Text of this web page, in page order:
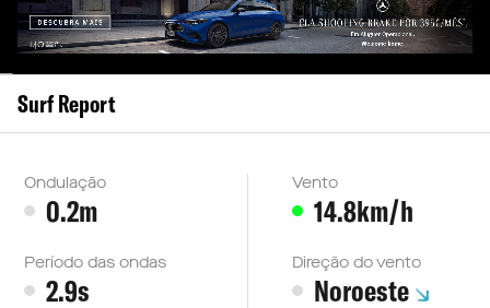
Surf Report
Ondulação
0.2m
Período das ondas
2.9s
Vento
14.8km/h
Direção do vento
Noroeste